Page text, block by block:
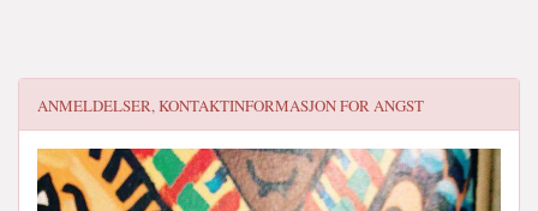
ANMELDELSER, KONTAKTINFORMASJON FORANGST